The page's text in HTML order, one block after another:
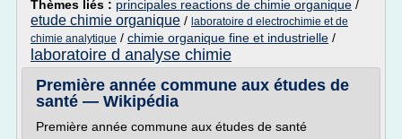
Thèmes liés : principales reactions de chimie organique /
etude chimie organique / laboratoire d electrochimie et de
chimie analytique / chimie organique fine et industrielle /
laboratoire d analyse chimie
Première année commune aux études de
santé — Wikipédia
Première année commune aux études de santé